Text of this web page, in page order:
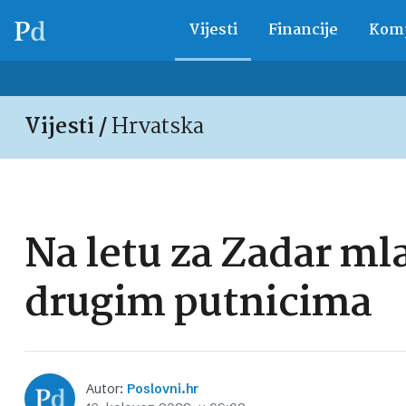
Vijesti Financije
Vijesti /Hrvatska
Na letu za Zadar
drugim putnicima
Autor: Poslovni.hr